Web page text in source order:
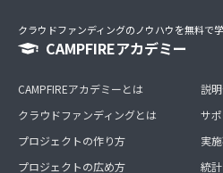
クラウドファンディングのノウハウを無料で
CAMPFIREアカデミー
CAMPFIREアカデミーとは
クラウドファンディングとは
プロジェクトの作り方
プロジェクトの広め方
説
サ
実
統